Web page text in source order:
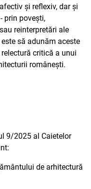
și reflexiv, dar și
prin povești,
reinterpretări ale
să adunăm aceste
critică a unui
românești.
9/2025 al Caietelor
de arhitectură